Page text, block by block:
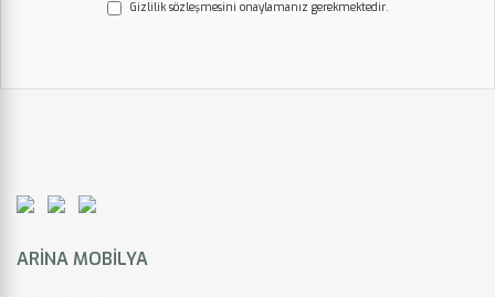
Gizlilik sözleşmesini onaylamanız gerekmektedir.
ARINA MOBILYA